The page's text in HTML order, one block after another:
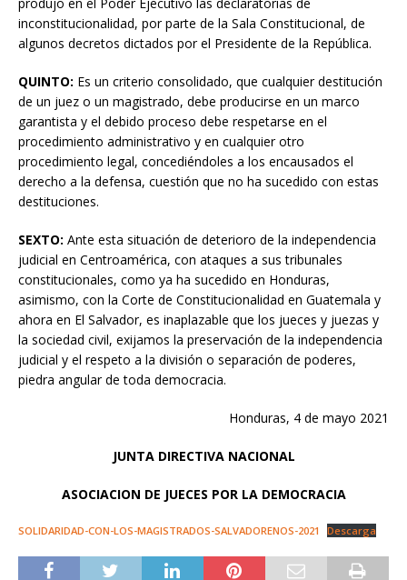
inconstitucionalidad, por parte de la Sala Constitucional, de
algunos decretos dictados por el Presidente de la República.
QUINTO: Es un criterio consolidado, que cualquier destitución
de un juez o un magistrado, debe producirse en un marco
garantista y el debido proceso debe respetarse en el
procedimiento administrativo y en cualquier otro
procedimiento legal, concediéndoles a los encausados el
derecho a la defensa, cuestión que no ha sucedido con estas
destituciones.
SEXTO: Ante esta situación de deterioro de la independencia
judicial en Centroamérica, con ataques a sus tribunales
constitucionales, como ya ha sucedido en Honduras,
asimismo, con la Corte de Constitucionalidad en Guatemala y
ahora en El Salvador, es inaplazable que los jueces y juezas y
la sociedad civil, exijamos la preservación de la independencia
judicial y el respeto a la división o separación de poderes,
piedra angular de toda democracia.
Honduras, 4 de mayo 2021
JUNTA DIRECTIVA NACIONAL
ASOCIACION DE JUECES POR LA DEMOCRACIA
SOLIDARIDAD-CON-LOS-MAGISTRADOS-SALVADORENOS-2021 Descarga